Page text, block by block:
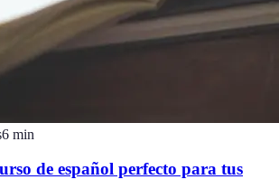
6 min
de español perfecto para tus